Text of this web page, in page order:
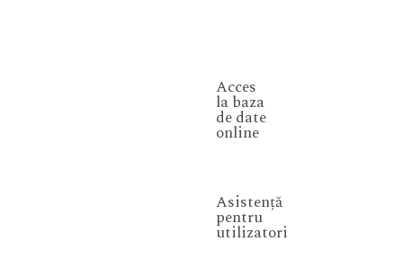
Acces
la baza
de date
online
Asistență
pentru
utilizatori